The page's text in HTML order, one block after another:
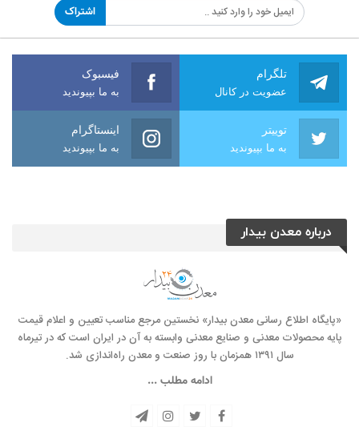
اشتراک
تلگرام
عضویت در کانال
فیسبوک
به ما بپیوندید
توییتر
به ما بپیوندید
اینستاگرام
به ما بپیوندید
درباره معدن بیدار
«پایگاه اطلاع رسانی معدن بیدار» نخستین مرجع مناسب تعیین و اعلام قیمت
پایه محصولات معدنی و صنایع معدنی وابسته به آن در ایران است که در تیرماه
سال ۱۳۹۱ همزمان با روز صنعت و معدن راه‌‌اندازی شد.
ادامه مطلب ...